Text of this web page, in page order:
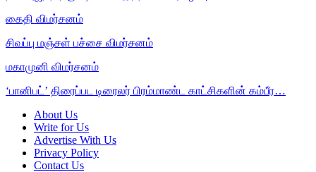
கைதி விமர்சனம்
சிவப்பு மஞ்சள் பச்சை விமர்சனம்
மகாமுனி விமர்சனம்
‘பானிபட்’ திரைப்பட டிரைலர் பிரம்மாண்ட காட்சிகளின் கம்பீர…
About Us
Write for Us
Advertise With Us
Privacy Policy
Contact Us